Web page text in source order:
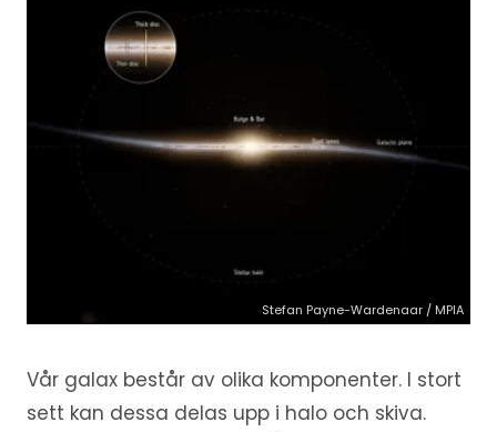
Stefan Payne-Wardenaar / MPIA
Vår galax består av olika komponenter. I stort
sett kan dessa delas upp i halo och skiva.